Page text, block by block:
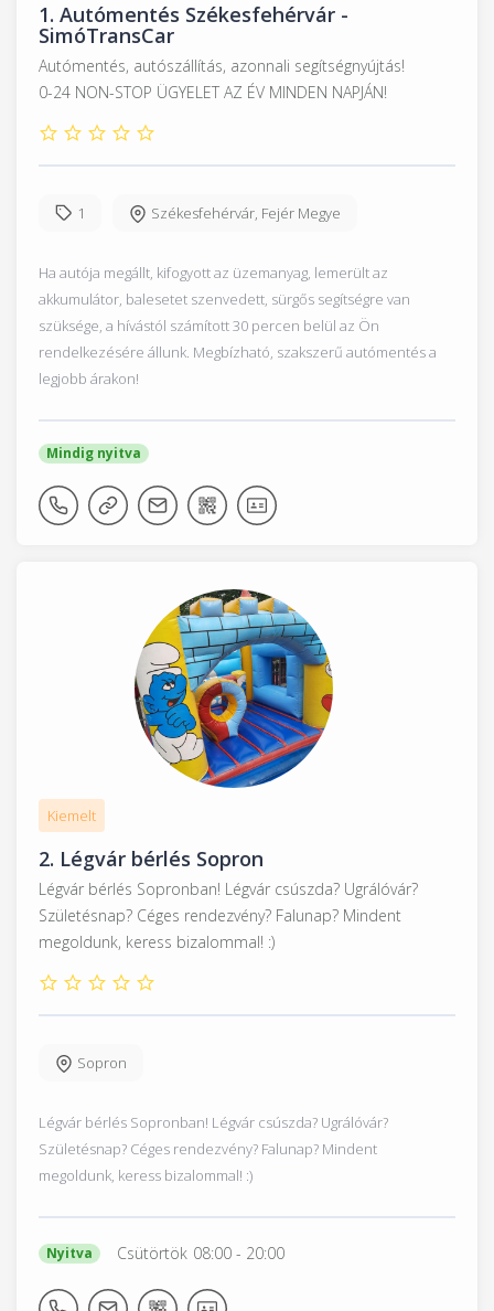
1. Autómentés Székesfehérvár -
SimóTransCar
Autómentés, autószállítás, azonnali segítségnyújtás!
0-24 NON-STOP ÜGYELET AZ ÉV MINDEN NAPJÁN!
1 Székesfehérvár, Fejér Megye
Ha autója megállt, kifogyott az üzemanyag, lemerült az
akkumulátor, balesetet szenvedett, sürgős segítségre van
szüksége, a hívástól számított 30 percen belül az Ön
rendelkezésére állunk. Megbízható, szakszerű autómentés a
legjobb árakon!
Mindig nyitva
Kiemelt
2. Légvár bérlés Sopron
Légvár bérlés Sopronban! Légvár csúszda? Ugrálóvár?
Születésnap? Céges rendezvény? Falunap? Mindent
megoldunk, keress bizalommal! :)
Sopron
Légvár bérlés Sopronban! Légvár csúszda? Ugrálóvár?
Születésnap? Céges rendezvény? Falunap? Mindent
megoldunk, keress bizalommal! :)
Nyitva Csütörtök 08:00 - 20:00